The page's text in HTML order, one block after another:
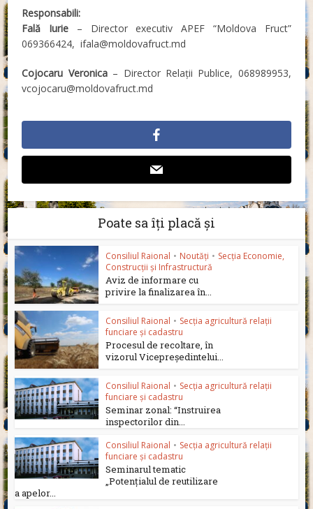
Responsabili:
Fală Iurie – Director executiv APEF “Moldova Fruct”
069366424, ifala@moldovafruct.md
Cojocaru Veronica– Director Relații Publice, 068989953,
vcojocaru@moldovafruct.md
Poate sa îți placă și
Consiliul Raional • Noutăți • Secția Economie,
Construcții și Infrastructură
Aviz de informare cu
privire la finalizarea în...
Consiliul Raional • Secția agricultură relații
funciare și cadastru
Procesul de recoltare, în
vizorul Vicepreședintelui...
Consiliul Raional • Secția agricultură relații
funciare și cadastru
Seminar zonal: “Instruirea
inspectorilor din...
Consiliul Raional • Secția agricultură relații
funciare și cadastru
Seminarul tematic
„Potențialul de reutilizare
a apelor...